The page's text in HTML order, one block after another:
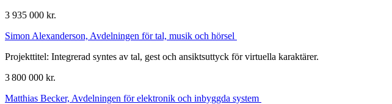
3 935 000 kr.
Simon Alexanderson, Avdelningen för tal, musik och hörsel
Projekttitel: Integrerad syntes av tal, gest och ansiktsuttyck för virtuella karaktärer.
3 800 000 kr.
Matthias Becker, Avdelningen för elektronik och inbyggda system